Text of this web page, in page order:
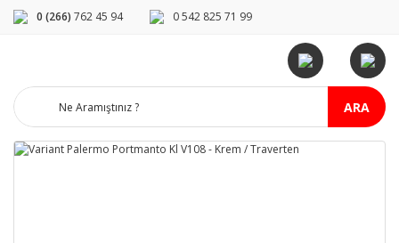
0 (266) 762 45 94 0 542 825 71 99
ARA